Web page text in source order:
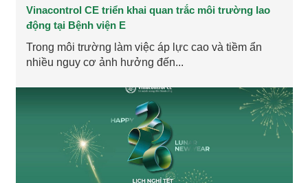
Vinacontrol CE triển khai quan trắc môi trường lao
động tại Bệnh viện E
Trong môi trường làm việc áp lực cao và tiềm ẩn
nhiều nguy cơ ảnh hưởng đến...